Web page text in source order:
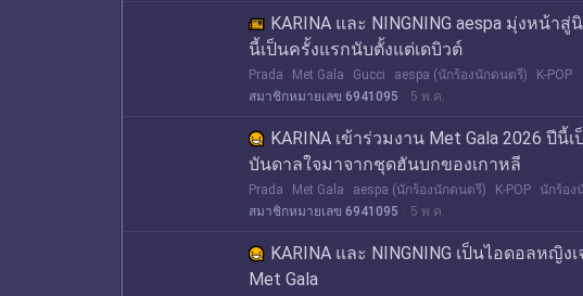
KARINA และ NINGNING aespa มุ่งหน้า
นี้เป็นครั้งแรกนับตั้งแต่เดบิวต์
Prada Met Gala Gucci aespa (นักร้องนักดนตรี)
K-POP
สมาชิกหมายเลข 6941095
5 พ.ค.
KARINA เข้าร่วมงาน Met Gala 2026 ปี
บันดาลใจมาจากชุดฮันบกของเกาหลี
Prada Met Gala aespa (นักร้องนักดนตรี) K-POP
นักร้อง
สมาชิกหมายเลข 6941095
5 พ.ค.
KARINA และ NINGNING เป็นไอดอลห
Met Gala